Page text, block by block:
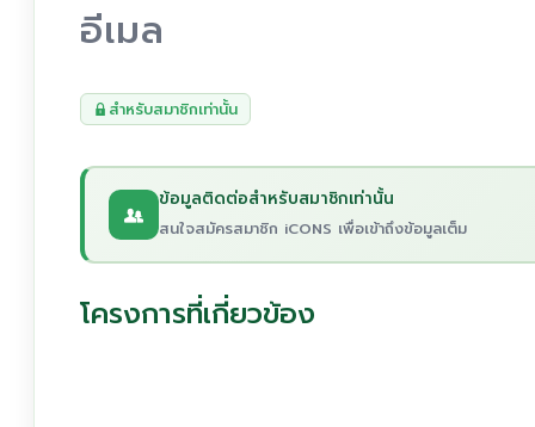
อีเมล
สำหรับสมาชิกเท่านั้น
ข้อมูลติดต่อสำหรับสมาชิกเท่านั้น
สนใจสมัครสมาชิก iCONS เพื่อเข้าถึงข้อมูลเต็ม
โครงการที่เกี่ยวข้อง